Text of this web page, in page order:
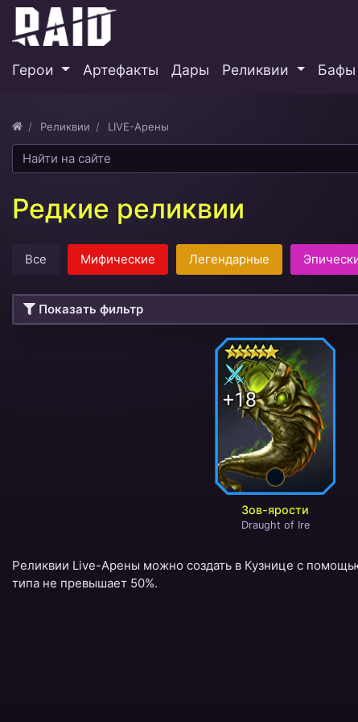
Герои Артефакты Дары Реликвии Бафы
Реликвии LIVE-Арены
Редкие реликвии
Все Мифические Легендарные
Показать фильтр
Зов-ярости
Draught of Ire
Реликвии Live-Арены можно создать в Кузнице с
типа не превышает 50%.